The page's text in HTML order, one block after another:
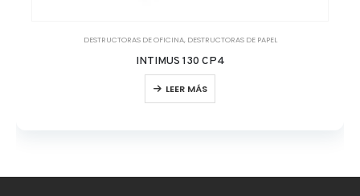
DESTRUCTORAS DE OFICINA, DESTRUCTORAS DE PAPEL
INTIMUS 130 CP4
LEER MÁS